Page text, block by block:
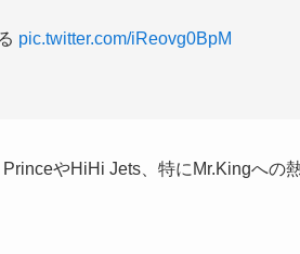
pic.twitter.com/iReovg0BpM
やHiHi Jets、特にMr.Kingへの